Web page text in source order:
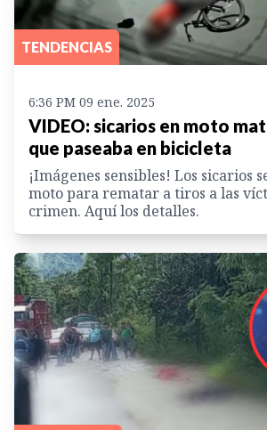
TENDENCIAS
6:36 PM 09 ene. 2025
VIDEO: sicarios en moto
que paseaba en bicicleta
¡Imágenes sensibles! Los sicarios
moto para rematar a tiros a las
crimen. Aquí los detalles.